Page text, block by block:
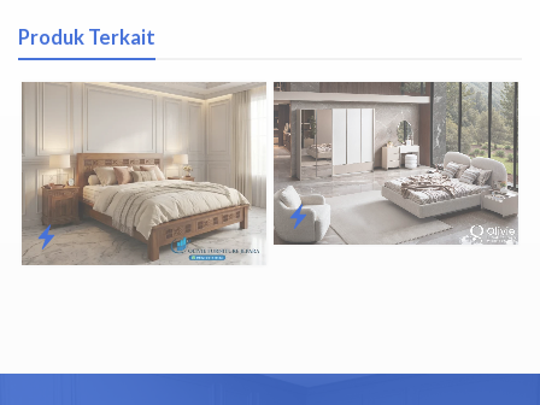
Produk Terkait